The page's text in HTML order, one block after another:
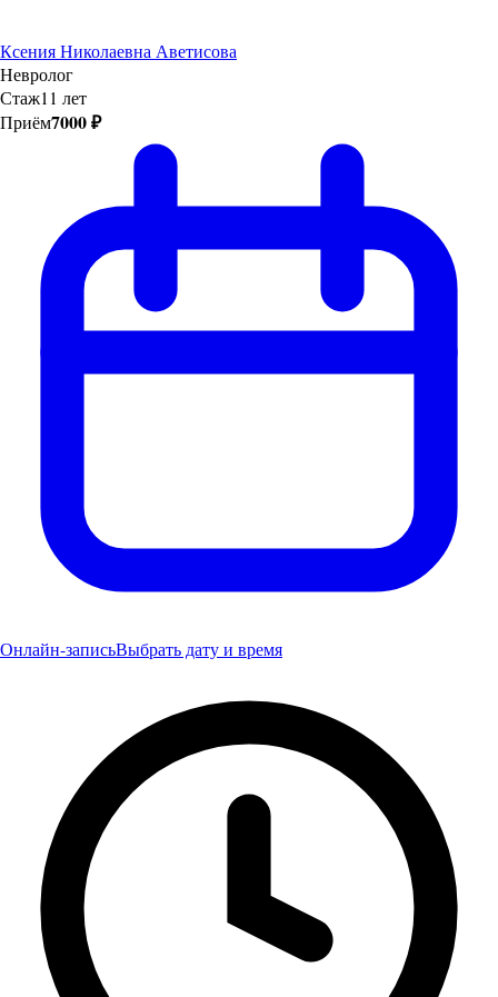
Ксения Николаевна Аветисова
Невролог
Стаж11 лет
Приём7000 ₽
Онлайн-записьВыбрать дату и время